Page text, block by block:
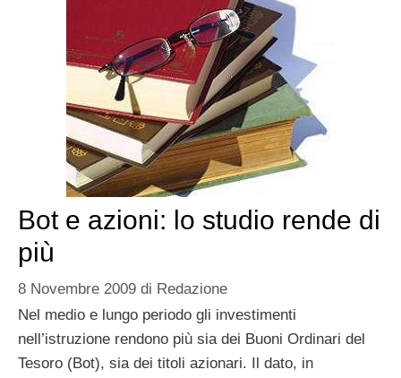
Bot e azioni: lo studio rende di
più
8 Novembre 2009 di Redazione
Nel medio e lungo periodo gli investimenti
nell’istruzione rendono più sia dei Buoni Ordinari del
Tesoro (Bot), sia dei titoli azionari. Il dato, in